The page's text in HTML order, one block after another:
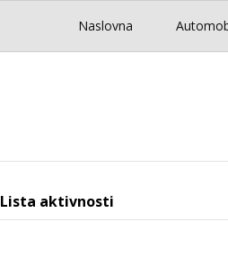
Naslovna
Lista aktivnosti